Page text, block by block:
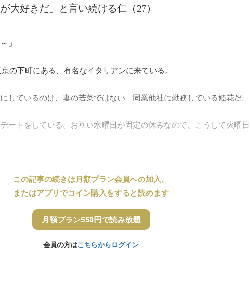
大好きだ」と言い続ける仁（27）
」
の下町にある、有名なイタリアンに来ている。
しているのは、妻の若菜ではない。同業他社に勤務している姫花だ。
ートをしている。お互い水曜日が固定の休みなので、こうして火曜日
この記事の続きは月額プラン会員への加入、
またはアプリでコイン購入をすると読めます
月額プラン550円で読み放題
会員の方はこちらからログイン